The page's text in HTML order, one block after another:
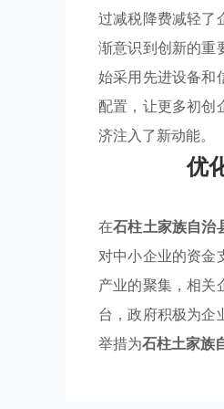
过减税降费减轻了
渐意识到创新的重
始采用先进设备和
配置，让更多初创
济注入了新动能。
优
在石柱土家族自治
对中小企业的资金
产业的聚集，相关
台，政府积极为企
举措为石柱土家族